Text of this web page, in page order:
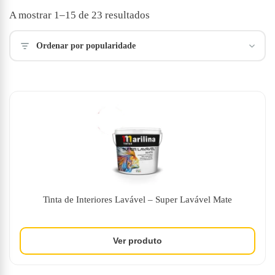
A mostrar 1–15 de 23 resultados
Ordenar por popularidade
Tinta de Interiores Lavável – Super Lavável Mate